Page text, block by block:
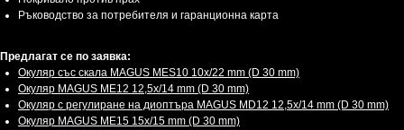
Ръководство за потребителя и гаранционна карта
Предлагат се по заявка:
Окуляр със скала MAGUS MES10 10х/22 mm (D 30 mm)
Окуляр MAGUS ME12 12,5х/14 mm (D 30 mm)
Окуляр с регулиране на диоптъра MAGUS MD12 12,5х/14 mm (D 30 mm)
Окуляр MAGUS ME15 15x/15 mm (D 30 mm)